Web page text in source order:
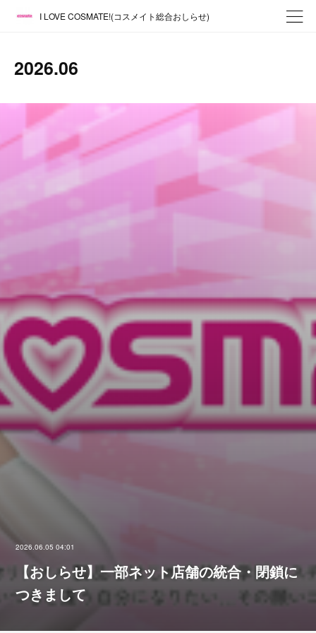
I LOVE COSMATE!(コスメイト総合おしらせ)
2026.06
2026.06.05 04:01
【おしらせ】一部ネット店舗の統合・閉鎖に
つきまして